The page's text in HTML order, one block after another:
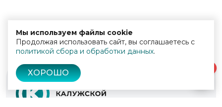
Мы используем файлы cookie
Продолжая использовать сайт, вы соглашаетесь с
политикой сбора и обработки данных.
ХОРОШО